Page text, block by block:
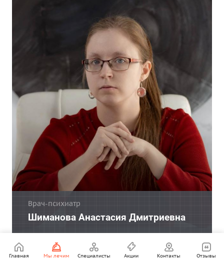
Врач-психиатр
Шиманова Анастасия Дмитриевна
Главная Мы лечим Специалисты Акции Контакты Отзывы